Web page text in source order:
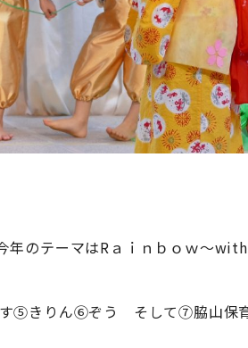
年のテーマはRａｉｎｂｏｗ～
⑤きりん⑥ぞう そして⑦脇山保育